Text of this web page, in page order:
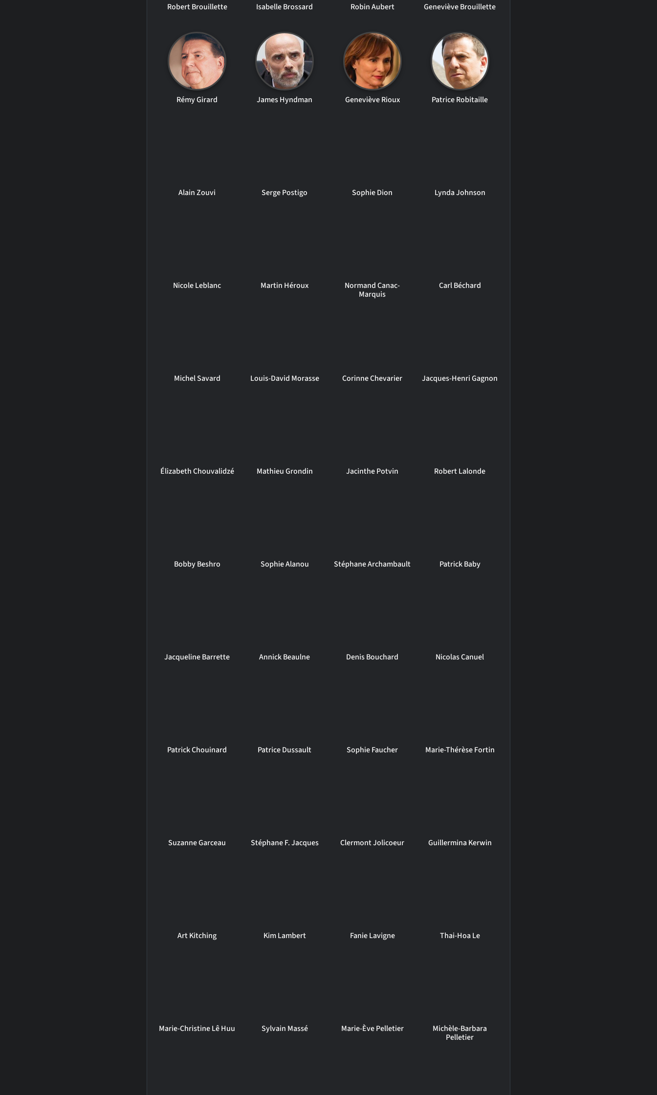
Robert Brouillette Isabelle Brossard Robin Aubert Geneviève Brouillette
Rémy Girard James Hyndman Geneviève Rioux Patrice Robitaille
Alain Zouvi Serge Postigo Sophie Dion Lynda Johnson
Nicole Leblanc Martin Héroux
Normand Canac-
Marquis
Carl Béchard
Michel Savard Louis-David Morasse Corinne Chevarier Jacques-Henri Gagnon
Élizabeth Chouvalidzé Mathieu Grondin Jacinthe Potvin Robert Lalonde
Bobby Beshro Sophie Alanou Stéphane Archambault Patrick Baby
Jacqueline Barrette Annick Beaulne Denis Bouchard Nicolas Canuel
Patrick Chouinard Patrice Dussault Sophie Faucher Marie-Thérèse Fortin
Suzanne Garceau Stéphane F. Jacques Clermont Jolicoeur Guillermina Kerwin
Art Kitching Kim Lambert Fanie Lavigne Thai-Hoa Le
Marie-Christine Lê Huu Sylvain Massé Marie-Ève Pelletier
Michèle-Barbara
Pelletier